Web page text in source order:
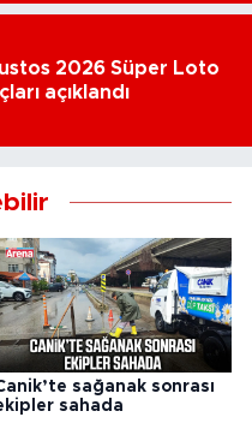
2026 Süper Loto
açıklandı
sağanak sonrası
sahada